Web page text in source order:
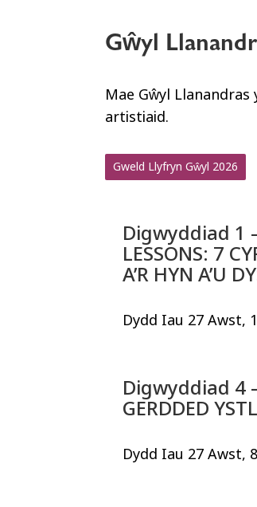
Gŵyl
Mae Gŵyl
artistiaid.
Gweld Llyfryn Gŵyl 2026
Digwyddiad 1
LESSONS: 7
A’R HYN A’U
Dydd Iau 27 Awst,
Digwyddiad 4
GERDDED
Dydd Iau 27 Awst,